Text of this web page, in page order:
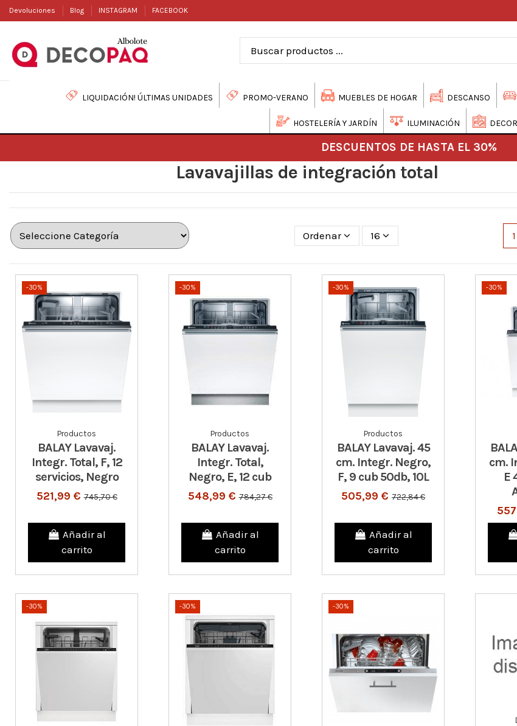
Devoluciones Blog INSTAGRAM FACEBOOK
LIQUIDACIÓN! ÚLTIMAS UNIDADES PROMO-VERANO MUEBLES DE HOGAR DESCANSO
HOSTELERÍA Y JARDÍN ILUMINACIÓN
DESCUENTOS DE HASTA EL 30%
Lavavajillas de integración total
Ordenar 16 1
-30%
Productos
BALAY Lavavaj.
Integr. Total, F, 12
servicios, Negro
521,99 €745,70 €
Añadir al
carrito
-30%
Productos
BALAY Lavavaj.
Integr. Total,
Negro, E, 12 cub
548,99 €784,27 €
Añadir al
carrito
-30%
Productos
BALAY Lavavaj. 45
cm. Integr. Negro,
F, 9 cub 50db, 10L
505,99 € 722,84 €
Añadir al
carrito
-30%
cm.
E
-30% -30% -30%